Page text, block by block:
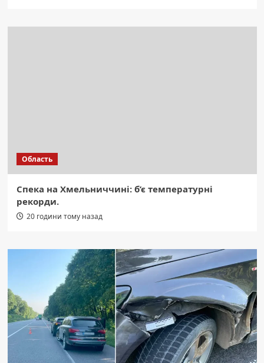
Область
Спека на Хмельниччині: б’є температурні
рекорди.
20 години тому назад